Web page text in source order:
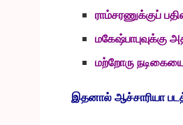
ராம்சரணுக்குப்
மகேஷ்பாபுவுக்கு
மற்றோரு
இதனால் ஆச்சாரியா